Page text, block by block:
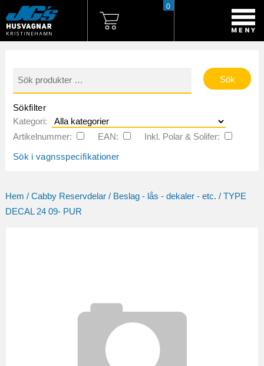
0
efter:
Sökfilter
Kategori:
Artikelnummer:
EAN:
Inkl. Polar & Solifer:
Sök i vagnsspecifikationer
Hem / Cabby Reservdelar/ Beslag - lås - dekaler - etc. / TYPE
DECAL 24 09- PUR